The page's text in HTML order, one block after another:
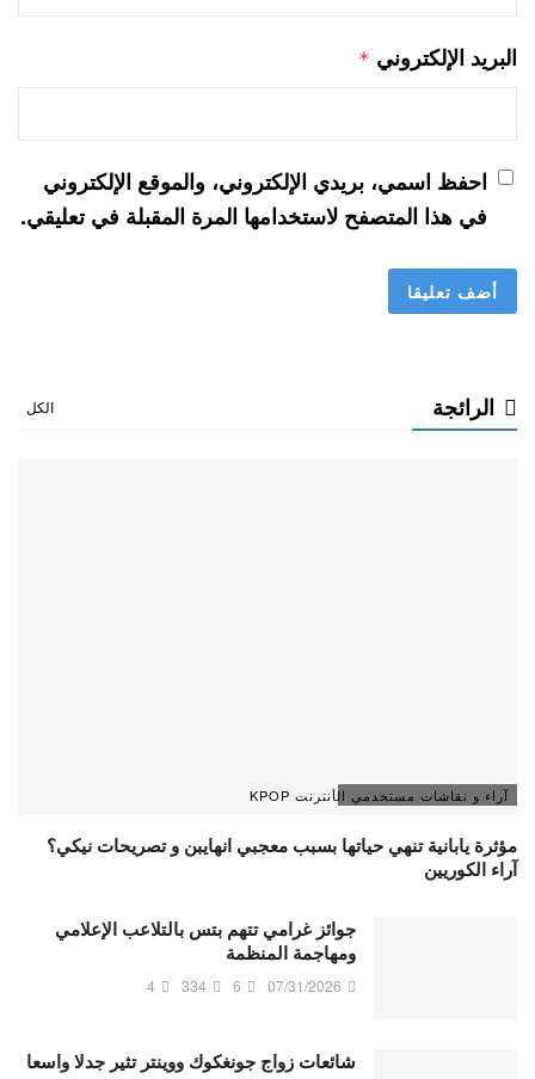
البريد الإلكتروني *
احفظ اسمي، بريدي الإلكتروني، والموقع الإلكتروني
في هذا المتصفح لاستخدامها المرة المقبلة في تعليقي.
الرائجة الكل
آراء و نقاشات مستخدمي الأنترنت KPOP
مؤثرة يابانية تنهي حياتها بسبب معجبي انهايبن و تصريحات نيكي؟
آراء الكوريين
جوائز غرامي تتهم بتس بالتلاعب الإعلامي
ومهاجمة المنظمة
07/31/2026
6
334
4
شائعات زواج جونغكوك ووينتر تثير جدلا واسعا